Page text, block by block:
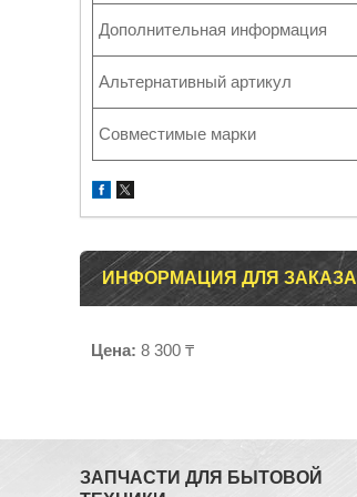
Дополнительная информация
Альтернативный артикул
Совместимые марки
ИНФОРМАЦИЯ ДЛЯ ЗАКАЗА
Цена: 8 300 ₸
ЗАПЧАСТИ ДЛЯ БЫТОВОЙ